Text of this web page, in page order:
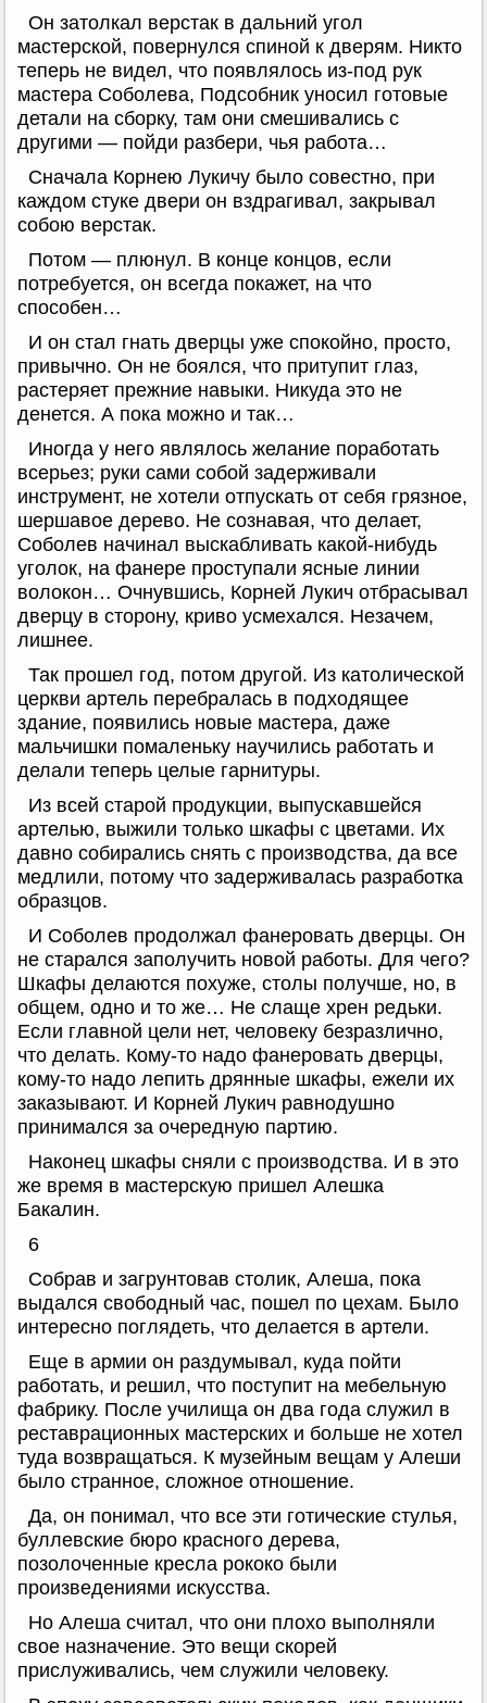
Он затолкал верстак в дальний угол
мастерской, повернулся спиной к дверям. Никто
теперь не видел, что появлялось из-под рук
мастера Соболева, Подсобник уносил готовые
детали на сборку, там они смешивались с
другими — пойди разбери, чья работа…
Сначала Корнею Лукичу было совестно, при
каждом стуке двери он вздрагивал, закрывал
собою верстак.
Потом — плюнул. В конце концов, если
потребуется, он всегда покажет, на что
способен…
И он стал гнать дверцы уже спокойно, просто,
привычно. Он не боялся, что притупит глаз,
растеряет прежние навыки. Никуда это не
денется. А пока можно и так…
Иногда у него являлось желание поработать
всерьез; руки сами собой задерживали
инструмент, не хотели отпускать от себя грязное,
шершавое дерево. Не сознавая, что делает,
Соболев начинал выскабливать какой-нибудь
уголок, на фанере проступали ясные линии
волокон… Очнувшись, Корней Лукич отбрасывал
дверцу в сторону, криво усмехался. Незачем,
лишнее.
Так прошел год, потом другой. Из католической
церкви артель перебралась в подходящее
здание, появились новые мастера, даже
мальчишки помаленьку научились работать и
делали теперь целые гарнитуры.
Из всей старой продукции, выпускавшейся
артелью, выжили только шкафы с цветами. Их
давно собирались снять с производства, да все
медлили, потому что задерживалась разработка
образцов.
И Соболев продолжал фанеровать дверцы. Он
не старался заполучить новой работы. Для чего?
Шкафы делаются похуже, столы получше, но, в
общем, одно и то же… Не слаще хрен редьки.
Если главной цели нет, человеку безразлично,
что делать. Кому-то надо фанеровать дверцы,
кому-то надо лепить дрянные шкафы, ежели их
заказывают. И Корней Лукич равнодушно
принимался за очередную партию.
Наконец шкафы сняли с производства. И в это
же время в мастерскую пришел Алешка
Бакалин.
6
Собрав и загрунтовав столик, Алеша, пока
выдался свободный час, пошел по цехам. Было
интересно поглядеть, что делается в артели.
Еще в армии он раздумывал, куда пойти
работать, и решил, что поступит на мебельную
фабрику. После училища он два года служил в
реставрационных мастерских и больше не хотел
туда возвращаться. К музейным вещам у Алеши
было странное, сложное отношение.
Да, он понимал, что все эти готические стулья,
буллевские бюро красного дерева,
позолоченные кресла рококо были
произведениями искусства.
Но Алеша считал, что они плохо выполняли
свое назначение. Это вещи скорей
прислуживались, чем служили человеку.